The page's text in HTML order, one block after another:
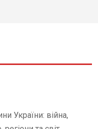
України: війна,